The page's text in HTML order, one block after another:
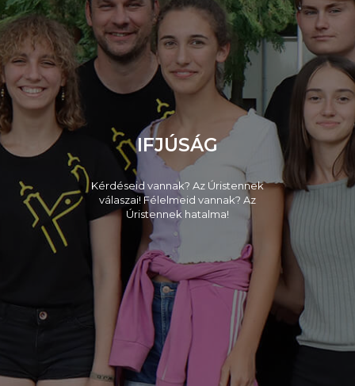
IFJÚSÁG
Kérdéseid vannak? Az Úristennek
válaszai! Félelmeid vannak? Az
Úristennek hatalma!